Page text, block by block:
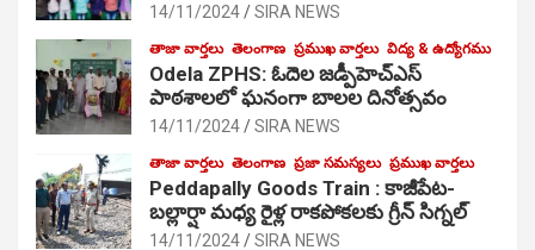
14/11/2024 SIRA NEWS
తాజా వార్తలు తెలంగాణ ప్రముఖ వార్తలు విద్య & ఉద్యోగము
Odela ZPHS: ఓదెల జ‌డ్పీహెచ్ఎస్
పాఠ‌శాల‌లో ఘనంగా బాలల దినోత్సవం
14/11/2024 SIRA NEWS
తాజా వార్తలు తెలంగాణ ప్రజా సమస్యలు ప్రముఖ వార్తలు
Peddapally Goods Train : కాజీపేట-
బల్లార్షా మధ్య రైళ్ల రాకపోకలకు గ్రీన్ సిగ్నల్
14/11/2024 SIRA NEWS